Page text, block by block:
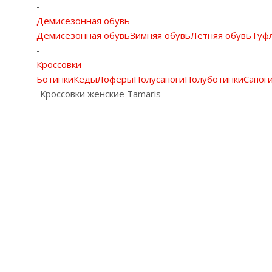
-
Демисезонная обувь
Демисезонная обувьЗимняя обувьЛетняя обувь
-
Кроссовки
БотинкиКедыЛоферыПолусапогиПолуботинки
-Кроссовки женские Tamaris